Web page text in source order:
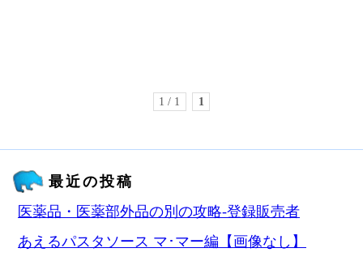
1 / 1 1
最近の投稿
医薬品・医薬部外品の別の攻略‐登録販売者
あえるパスタソース マ･マー編【画像なし】